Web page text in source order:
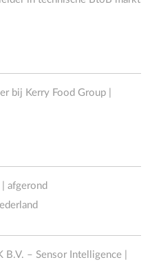
bij Kerry Food Group |
afgerond
B.V. – Sensor Intelligence |